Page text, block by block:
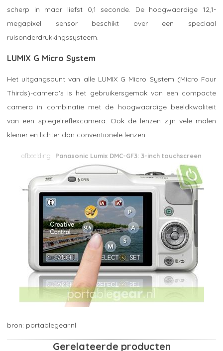
scherp in maar liefst 0,1 seconde. De hoogwaardige 12,1-
megapixel sensor beschikt over een speciaal
ruisonderdrukkingssysteem.
LUMIX G Micro System
Het uitgangspunt van alle LUMIX G Micro System (Micro Four
Thirds)-camera's is het gebruikersgemak van een compacte
camera in combinatie met de hoogwaardige beeldkwaliteit
van een spiegelreflexcamera. Ook de lenzen zijn vele malen
kleiner en lichter dan conventionele lenzen.
Panasonic Lumix DMC-GF3: 3-inch touchscreen
portablegear.nl
Gerelateerde producten